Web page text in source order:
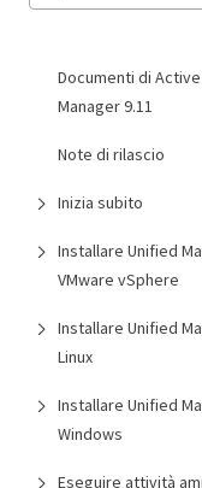
Documenti di
Manager 9.11
Note di rilascio
Inizia subito
Installare Unified
VMware vSphere
Installare Unified
Linux
Installare Unified
Windows
Eseguire attività